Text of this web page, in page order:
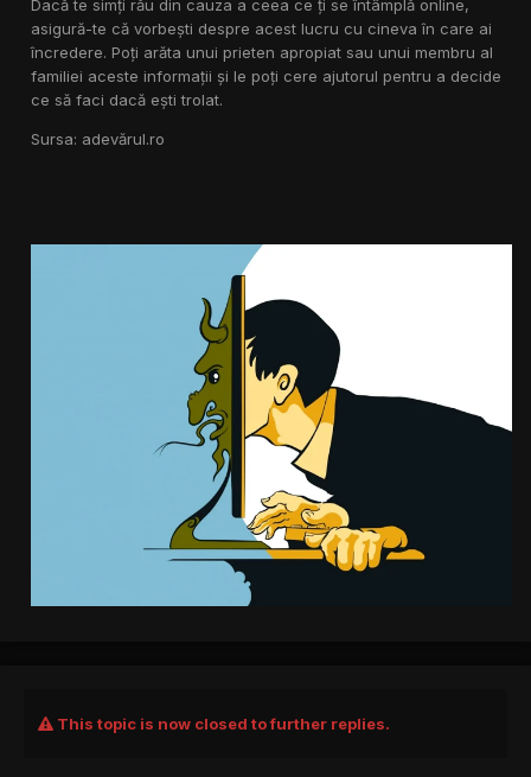
Dacă te simți rău din cauza a ceea ce ți se întâmplă online,
asigură-te că vorbești despre acest lucru cu cineva în care ai
încredere. Poți arăta unui prieten apropiat sau unui membru al
familiei aceste informații și le poți cere ajutorul pentru a decide
ce să faci dacă ești trolat.
Sursa: adevărul.ro
This topic is now closed to further replies.